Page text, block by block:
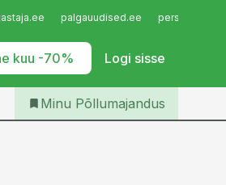
palgauudised.ee
kuu -70% Logi sisse
Iseteenindus
Telli Põllumajandus
Minu Põllumajandus